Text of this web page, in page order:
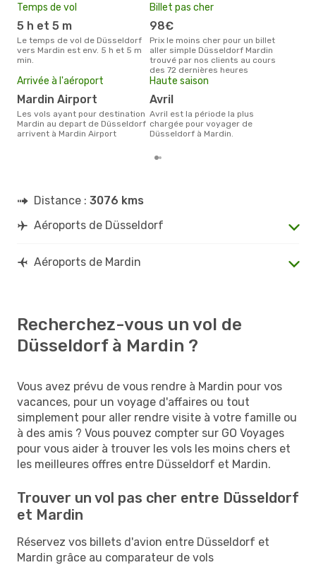
Temps de vol
5 h et 5 m
Le temps de vol de Düsseldorf
vers Mardin est env. 5 h et 5 m
min.
Billet pas cher
98€
Prix le moins cher pour un billet
aller simple Düsseldorf Mardin
trouvé par nos clients au cours
des 72 dernières heures
Arrivée à l'aéroport
Mardin Airport
Les vols ayant pour destination
Mardin au depart de Düsseldorf
arrivent à Mardin Airport
Haute saison
avril
avril est la période la plus
chargée pour voyager de
Düsseldorf à Mardin.
Distance : 3076 kms
Aéroports de Düsseldorf
Aéroports de Mardin
Recherchez-vous un vol de
Düsseldorf à Mardin ?
Vous avez prévu de vous rendre à Mardin pour vos
vacances, pour un voyage d'affaires ou tout
simplement pour aller rendre visite à votre famille ou
à des amis ? Vous pouvez compter sur GO Voyages
pour vous aider à trouver les vols les moins chers et
les meilleures offres entre Düsseldorf et Mardin.
Trouver un vol pas cher entre Düsseldorf
et Mardin
Réservez vos billets d'avion entre Düsseldorf et
Mardin grâce au comparateur de vols